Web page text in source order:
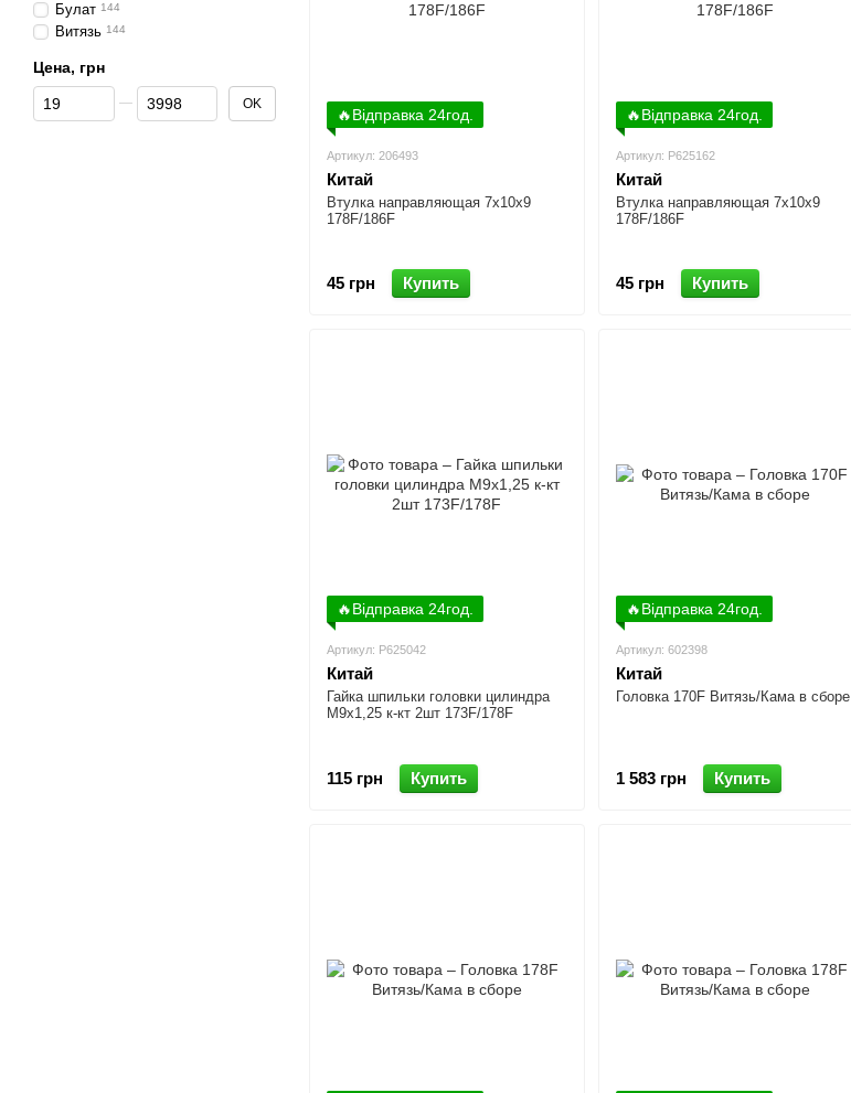
🔥Відправка 24год.
Артикул: 206493
Китай
Втулка направляющая 7х10х9
178F/186F
45 грн Купить
🔥Відправка 24год.
Артикул: P625162
Китай
Втулка направляющая 7х10х9
178F/186F
45 грн Купить
🔥Відправка 24год.
Артикул: P625042
Китай
Гайка шпильки головки цилиндра
М9x1,25 к-кт 2шт 173F/178F
115 грн Купить
🔥Відправка 24год.
Артикул: 602398
Китай
Головка 170F Витязь/Кама в сборе
1 583 грн Купить
Булат 144
Витязь 144
Цена, грн
От Цена, грн
До Цена, грн OK